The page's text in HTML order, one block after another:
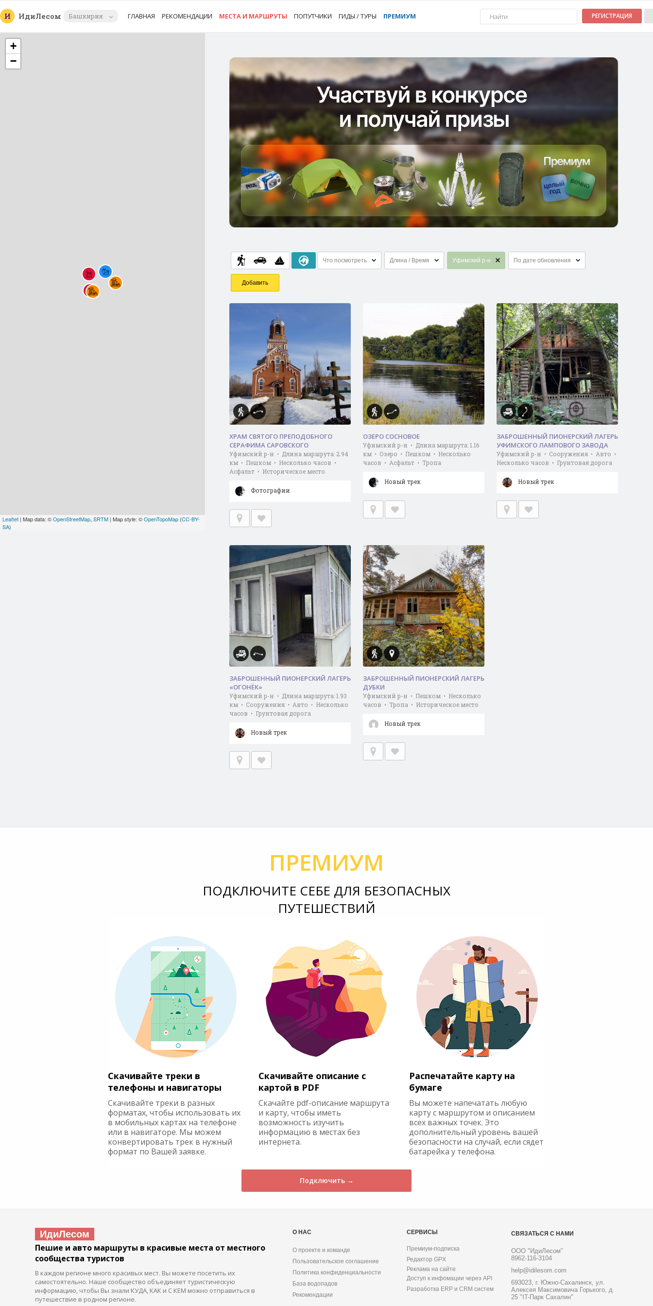
И ИдиЛесом Башкирия ГЛАВНАЯ РЕКОМЕНДАЦИИ МЕСТА И МАРШРУТЫ ПОПУТЧИКИ ГИДЫ / ТУРЫ ПРЕМИУМ РЕГИСТРАЦИЯ
+
−
Leaflet | Map data: ©OpenStreetMap, SRTM | Map style: ©OpenTopoMap (CC-BY-
SA)
Что посмотреть Длина / Время Уфимский р-н По дате обновления
Добавить
ХРАМ СВЯТОГО ПРЕПОДОБНОГО
СЕРАФИМА САРОВСКОГО
Уфимский р-н • Длина маршрута: 2.94
км • Пешком • Несколько часов •
Асфальт • Историческое место
Фотографии
ОЗЕРО СОСНОВОЕ
Уфимский р-н • Длина маршрута: 1.16
км • Озеро • Пешком • Несколько
часов • Асфальт • Тропа
Новый трек
ЗАБРОШЕННЫЙ ПИОНЕРСКИЙ ЛАГЕРЬ
УФИМСКОГО ЛАМПОВОГО ЗАВОДА
Уфимский р-н • Сооружения • Авто •
Несколько часов • Грунтовая дорога
Новый трек
ЗАБРОШЕННЫЙ ПИОНЕРСКИЙ ЛАГЕРЬ
«ОГОНЁК»
Уфимский р-н • Длина маршрута: 1.93
км • Сооружения • Авто • Несколько
часов • Грунтовая дорога
Новый трек
ЗАБРОШЕННЫЙ ПИОНЕРСКИЙ ЛАГЕРЬ
ДУБКИ
Уфимский р-н • Пешком • Несколько
часов • Тропа • Историческое место
Новый трек
ПРЕМИУМ
ПОДКЛЮЧИТЕ СЕБЕ ДЛЯ БЕЗОПАСНЫХ
ПУТЕШЕСТВИЙ
Скачивайте треки в
телефоны и навигаторы
Скачивайте треки в разных
форматах, чтобы использовать их
в мобильных картах на телефоне
или в навигаторе. Мы можем
конвертировать трек в нужный
формат по Вашей заявке.
Скачивайте описание с
картой в PDF
Скачайте pdf-описание маршрута
и карту, чтобы иметь
возможность изучить
информацию в местах без
интернета.
Распечатайте карту на
бумаге
Вы можете напечатать любую
карту с маршрутом и описанием
всех важных точек. Это
дополнительный уровень вашей
безопасности на случай, если сядет
батарейка у телефона.
Подключить →
ИдиЛесом
Пешие и авто маршруты в красивые места от местного
сообщества туристов
В каждом регионе много красивых мест. Вы можете посетить их
самостоятельно. Наше сообщество объединяет туристическую
информацию, чтобы Вы знали КУДА, КАК и С КЕМ можно отправиться в
путешествие в родном регионе.
О НАС
О проекте и команде
Пользовательское соглашение
Политика конфиденциальности
База водопадов
Рекомендации
СЕРВИСЫ
Премиум-подписка
Редактор GPX
Реклама на сайте
Доступ к инфомации через API
Разработка ERP и CRM систем
СВЯЗАТЬСЯ С НАМИ
ООО "ИдиЛесом"
8962-116-3104
help@idilesom.com
693023, г. Южно-Сахалинск, ул.
Алексея Максимовича Горького, д
25 "IT-Парк Сахалин"